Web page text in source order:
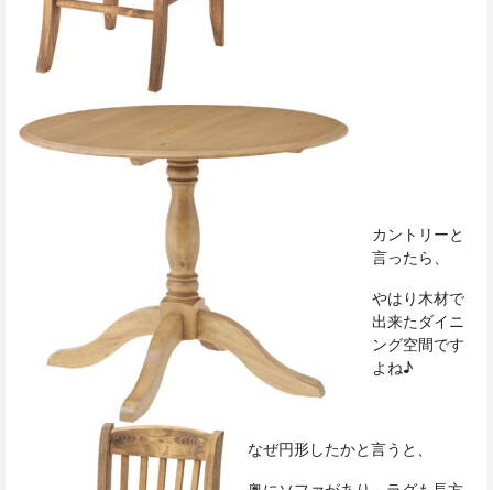
カントリーと
言ったら、
やはり木材で
出来たダイニ
ング空間です
よね♪
なぜ円形したかと言うと、